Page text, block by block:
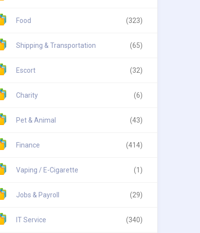
Food (323)
Shipping & Transportation (65)
Escort (32)
Charity (6)
Pet & Animal (43)
Finance (414)
Vaping / E-Cigarette (1)
Jobs & Payroll (29)
IT Service (340)